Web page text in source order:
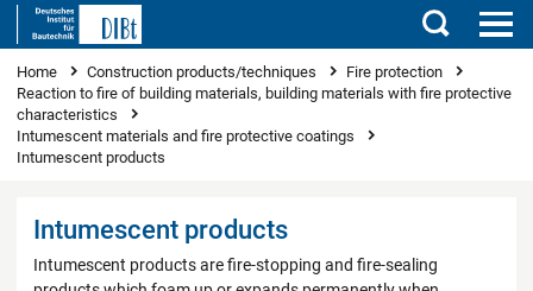
Search
You are here
Home Construction products/techniques
Fire protection
Reaction to fire of building materials, building materials with fire protective
characteristics
Intumescent materials and fire protective coatings
Intumescent products
Intumescent products
Intumescent products are fire-stopping and fire-sealing